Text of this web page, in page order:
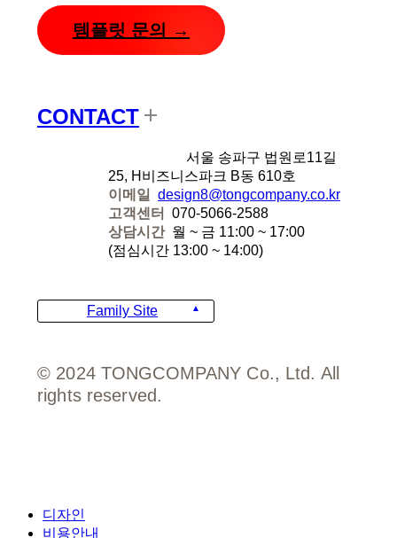
템플릿 문의 →
CONTACT
서울 송파구 법원로11길
25, H비즈니스파크 B동 610호
이메일
design8@tongcompany.co.kr
고객센터
070-5066-2588
상담시간 월 ~ 금 11:00 ~ 17:00
(점심시간 13:00 ~ 14:00)
© 2024 TONGCOMPANY Co., Ltd. All
rights reserved.
Family Site
Close
Menu
디자인
비용안내